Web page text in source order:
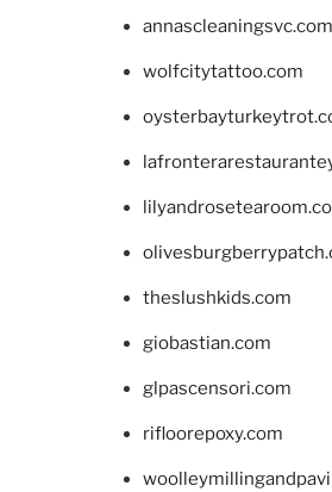
annascleaningsvc.com
wolfcitytattoo.com
theslushkids.com
giobastian.com
glpascensori.com
rifloorepoxy.com